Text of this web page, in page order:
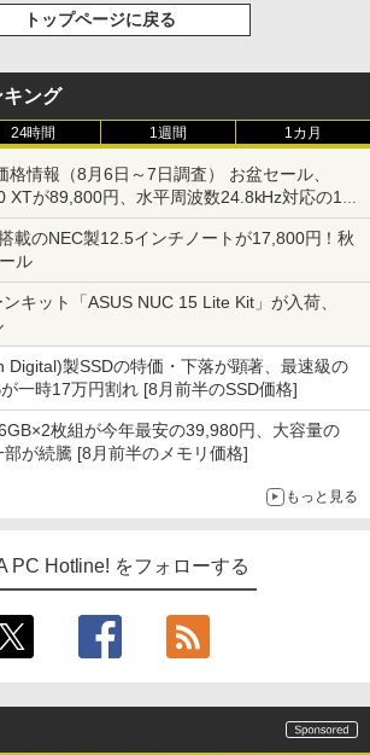
トップページに戻る
ング
24時間 1週間 1カ月
格情報（8月6日～7日調査） お盆セール、
XTが89,800円、水平周波数24.8kHz対応の17
円、暑さ指数連動セール ほか
載のNEC製12.5インチノートが17,800円！秋
ル
キット「ASUS NUC 15 Lite Kit」が入荷、
Digital)製SSDの特価・下落が顕著、最速級の
が一時17万円割れ [8月前半のSSD価格]
枚組が今年最安の39,980円、大容量の
部が続騰 [8月前半のメモリ価格]
もっと見る
PC Hotline! をフォローする